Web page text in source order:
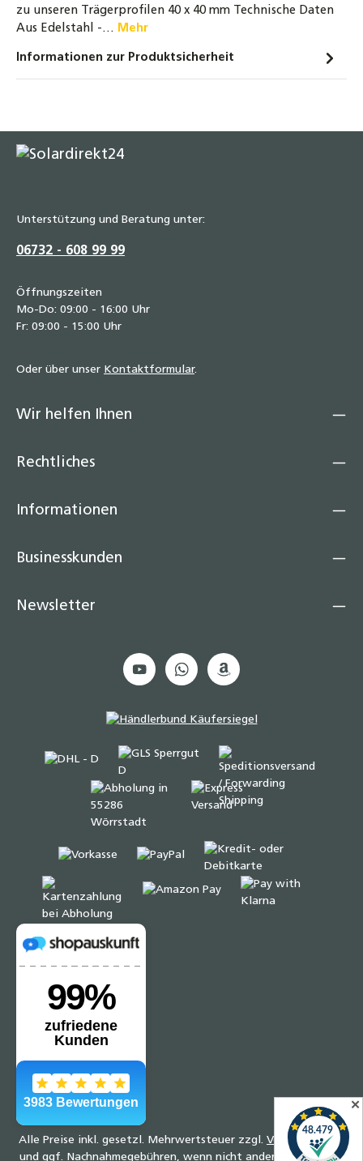
zu unseren Trägerprofilen 40 x 40 mm Technische Daten
Aus Edelstahl -… Mehr
Informationen zur Produktsicherheit
Unterstützung und Beratung unter:
06732 - 608 99 99
Öffnungszeiten
Mo-Do: 09:00 - 16:00 Uhr
Fr: 09:00 - 15:00 Uhr
Oder über unser Kontaktformular.
Wir helfen Ihnen
Rechtliches
Informationen
Businesskunden
Newsletter
Alle Preise inkl. gesetzl. Mehrwertsteuer zzgl. Versandkosten
und ggf. Nachnahmegebühren, wenn nicht anders angegeben.
✕